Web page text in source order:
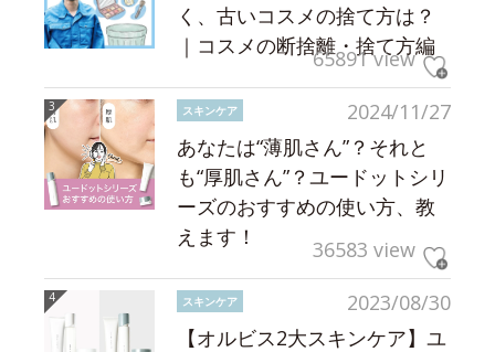
く、古いコスメの捨て方は？
｜コスメの断捨離・捨て方編
65891 view
2024/11/27
スキンケア
あなたは“薄肌さん”？それと
も“厚肌さん”？ユードットシリ
ーズのおすすめの使い方、教
えます！
36583 view
2023/08/30
スキンケア
【オルビス2大スキンケア】ユ